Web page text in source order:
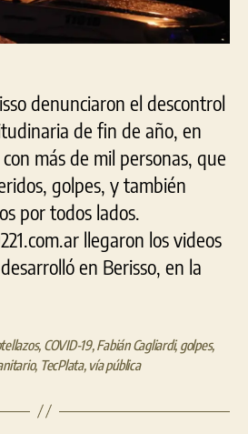
denunciaron el descontrol
de fin de año, en
más de mil personas, que
golpes, y también
por todos lados.
llegaron los videos
en Berisso, en la
, COVID-19,Fabián Cagliardi, golpes,
, TecPlata, vía pública